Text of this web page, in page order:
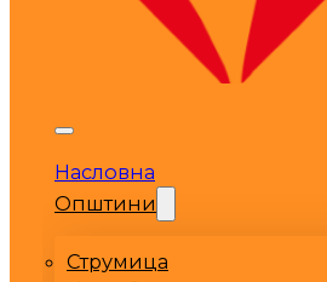
Насловна
Општини
Струмица